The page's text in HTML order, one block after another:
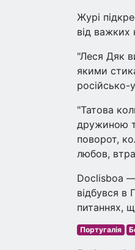
Журі
від важких
"Леся Дяк
якими
російсько-
"Татова
дружиною
поворот,
любов,
Doclisboa —
відбувся в
питаннях,
Португалія